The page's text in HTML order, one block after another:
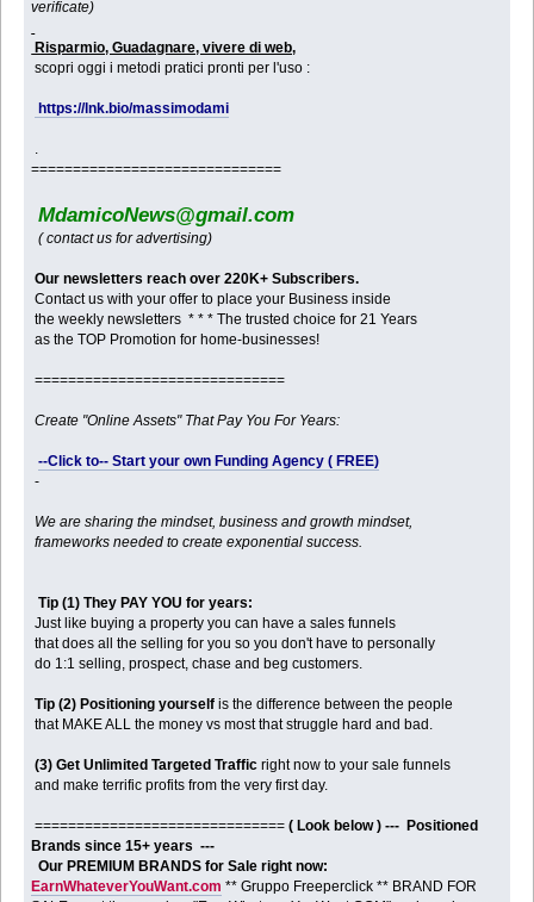
verificate)
Risparmio, Guadagnare, vivere di web,
scopri oggi i metodi pratici pronti per l'uso :
https://lnk.bio/massimodami
==============================
MdamicoNews@gmail.com
( contact us for advertising)
Our newsletters reach over 220K+ Subscribers.
Contact us with your offer to place your Business inside
the weekly newsletters * * * The trusted choice for 21 Years
as the TOP Promotion for home-businesses!
==============================
Create "Online Assets" That Pay You For Years:
--Click to-- Start your own Funding Agency ( FREE)
-
We are sharing the mindset, business and growth mindset,
frameworks needed to create exponential success.
Tip (1) They PAY YOU for years:
Just like buying a property you can have a sales funnels
that does all the selling for you so you don't have to personally
do 1:1 selling, prospect, chase and beg customers.
Tip (2) Positioning yourself is the difference between the people
that MAKE ALL the money vs most that struggle hard and bad.
(3) Get Unlimited Targeted Traffic right now to your sale funnels
and make terrific profits from the very first day.
==============================( Look below ) --- Positioned
Brands since 15+ years ---
Our PREMIUM BRANDS for Sale right now:
EarnWhateverYouWant.com ** Gruppo Freeperclick ** BRAND FOR